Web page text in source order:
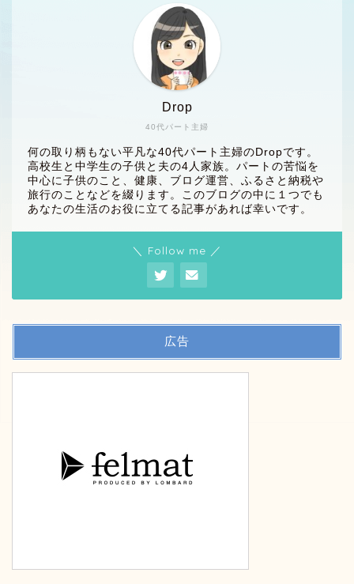
40代パート主婦
Drop
何の取り柄もない平凡な40代パート主婦のDropです。
高校生と中学生の子供と夫の4人家族。パートの苦悩を
中心に子供のこと、健康、ブログ運営、ふるさと納税や
旅行のことなどを綴ります。このブログの中に１つでも
あなたの生活のお役に立てる記事があれば幸いです。
＼ Follow me ／
広告